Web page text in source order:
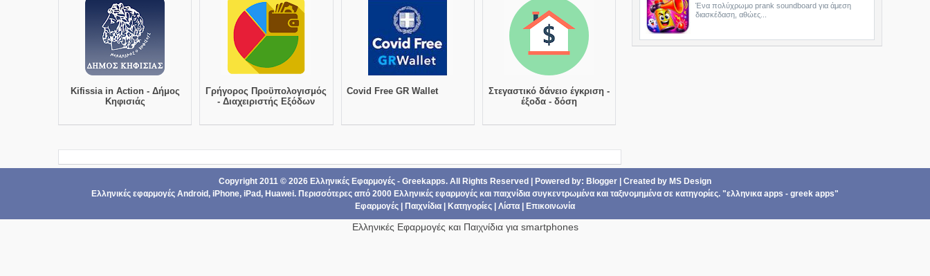
Kifissia in Action - Δήμος
Κηφισιάς
Γρήγορος Προϋπολογισμός
- Διαχειριστής Εξόδων
Covid Free GR Wallet
Στεγαστικό δάνειο έγκριση -
έξοδα - δόση
Ένα πολύχρωμο prank soundboard για άμεση
διασκέδαση, αθώες...
Copyright 2011 © 2026 Ελληνικές Εφαρμογές - Greekapps. All Rights Reserved | Powered by: Blogger Created by MS Design
Ελληνικές εφαρμογές Android, iPhone, iPad, Ηuawei. Περισσότερες από 2000 Ελληνικές εφαρμογές και παιχνίδια συγκεντρωμένα και ταξινομημένα σε κατηγορίες. "ελληνικα apps - greek apps"
Εφαρμογές
Παιχνίδια Κατηγορίες Λίστα Επικοινωνία
Ελληνικές Εφαρμογές και Παιχνίδια για smartphones